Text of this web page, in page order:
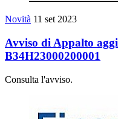
Novità 11 set 2023
Avviso di Appalto
B34H23000200001
Consulta l'avviso.